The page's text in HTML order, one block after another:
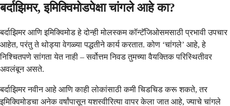
बर्दाझिमर, इमिक्विमोडपेक्षा चांगले आहे का?
बर्दाझिमर आणि इमिक्विमोड हे दोन्ही मोलस्कम कॉन्टॅजिओसमसाठी प्रभावी उपचार
आहेत, परंतु ते थोड्या वेगळ्या पद्धतीने कार्य करतात. कोण ‘चांगले’ आहे, हे
निश्चितपणे सांगता येत नाही – सर्वोत्तम निवड तुमच्या वैयक्तिक परिस्थितीवर
अवलंबून असते.
बर्दाझिमर नवीन आहे आणि काही लोकांसाठी कमी चिडचिड करू शकते, तर
इमिक्विमोडचा अनेक वर्षांपासून यशस्वीरित्या वापर केला जात आहे, ज्याचे चांगले